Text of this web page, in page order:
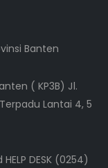
Banten
( KP3B) Jl.
Lantai 4, 5
DESK (0254)